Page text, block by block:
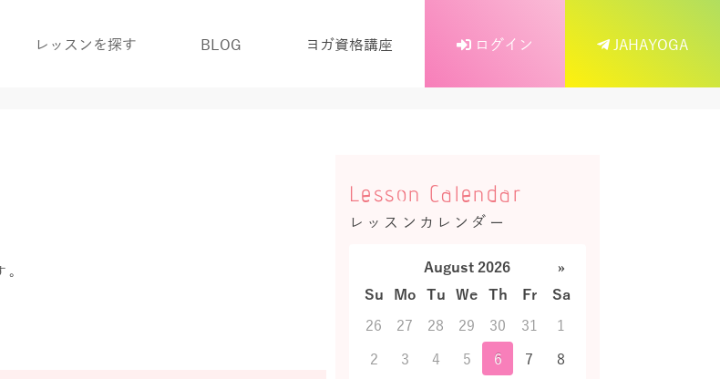
レッスンを探す BLOG ヨガ資格講座 ログイン JAHAYOGA
Lesson Calendar
レッスンカレンダー
August 2026
»
Su
Mo Tu We Th Fr
Sa
26
27 28 29 30 31
1
2
3 4 5 6 7
8